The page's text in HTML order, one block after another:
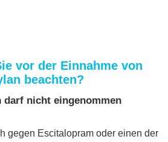
vor der Einnahme von
beachten?
darf nicht eingenommen
gegen Escitalopram oder einen der